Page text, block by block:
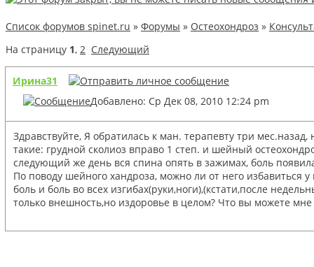
Список форумов spinet.ru » Форумы » Остеохондроз »
На страницу 1, 2 Следующий
Ирина31
Добавлено: Ср Дек 08, 2010 12:24 pm
Здравствуйте, Я обратилась к ман. терапевту три
такие: грудной сколиоз вправо 1 степ. и шейный
следующий же день вся спина опять в зажимах, боль
По поводу шейного хандроза, можно ли от него избавиться
боль и боль во всех изгибах(руки,ноги),(кстати,после
только внешность,но издоровье в целом? Что вы можете